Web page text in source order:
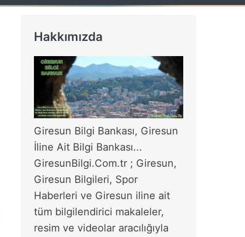
Hakkımızda
Giresun Bilgi Bankası, Giresun
İline Ait Bilgi Bankası...
GiresunBilgi.Com.tr ; Giresun,
Giresun Bilgileri, Spor
Haberleri ve Giresun iline ait
tüm bilgilendirici makaleler,
resim ve videolar aracılığıyla